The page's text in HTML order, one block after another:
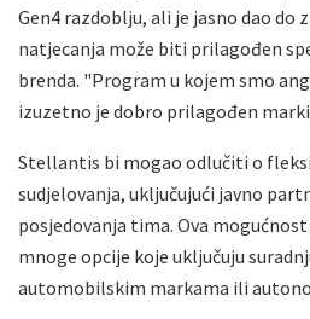
Gen4 razdoblju, ali je jasno dao do
natjecanja može biti prilagođen
brenda. "Program u kojem smo
izuzetno je dobro prilagođen
Stellantis bi mogao odlučiti o
sudjelovanja, uključujući javno
posjedovanja tima. Ova
mnoge opcije koje uključuju
automobilskim markama ili